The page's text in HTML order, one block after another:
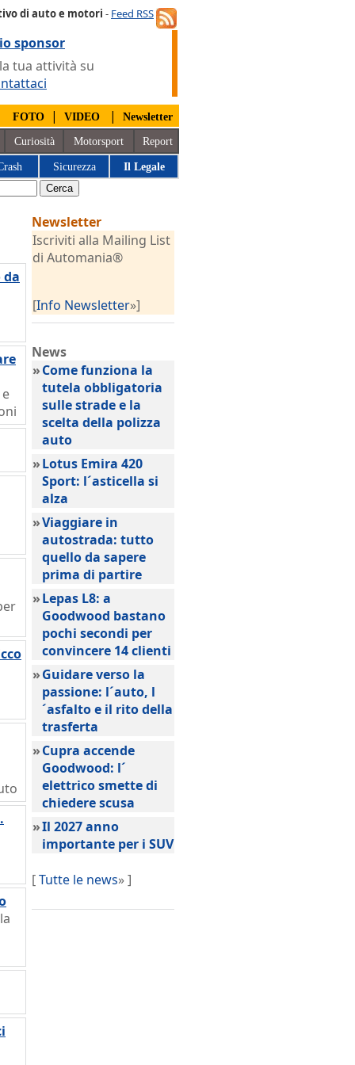
di auto e motori - Feed RSS
sponsor
tua attività su
FOTO | VIDEO | Newsletter
Curiosità Motorsport Report
Sicurezza Il Legale
da
Newsletter
Iscriviti alla Mailing List
di Automania®
[Info Newsletter»]
News
»Come funziona la
tutela obbligatoria
sulle strade e la
scelta della polizza
auto
»Lotus Emira 420
Sport: l´asticella si
alza
»Viaggiare in
autostrada: tutto
quello da sapere
prima di partire
»Lepas L8: a
Goodwood bastano
pochi secondi per
convincere 14 clienti
»Guidare verso la
passione: l´auto, l
´asfalto e il rito della
trasferta
»Cupra accende
Goodwood: l´
elettrico smette di
chiedere scusa
»Il 2027 anno
importante per i SUV
[Tutte le news» ]